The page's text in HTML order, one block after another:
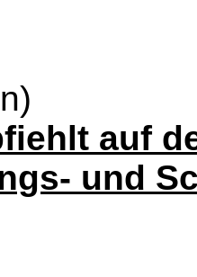
auf
und